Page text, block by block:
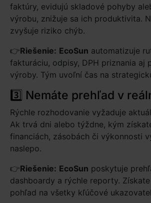
faktúry, evidujú skladové pohyby
výrobu, znižuje sa ich produktivita.
zvyšuje riziko chýb.
👉Riešenie: EcoSun automatizuje
fakturáciu, odpisy, DPH priznania aj
výroby. Tým uvoľní čas na
3️⃣ Nemáte prehľad v
Rýchle rozhodovanie vyžaduje
Ak trvá dni alebo týždne, kým
financiách, zásobách či výkonnosti
naslepo.
👉Riešenie: EcoSun poskytuje
dashboardy a rýchle reporty.
pohľad na všetky kľúčové